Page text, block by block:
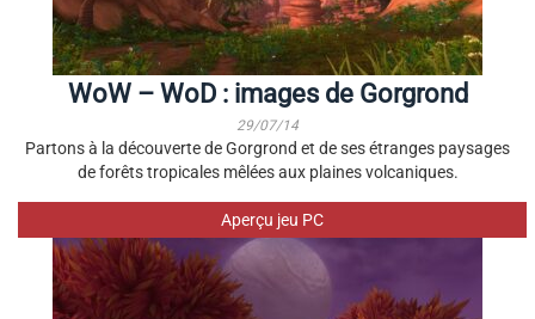
WoW – WoD : images de Gorgrond
29/07/14
Partons à la découverte de Gorgrond et de ses étranges paysages
de forêts tropicales mêlées aux plaines volcaniques.
Aperçu jeu PC